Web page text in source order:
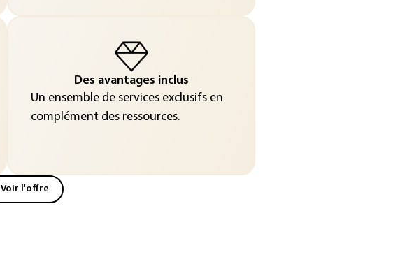
Des avantages inclus
Un ensemble de services exclusifs en
complément des ressources.
Voir l'offre